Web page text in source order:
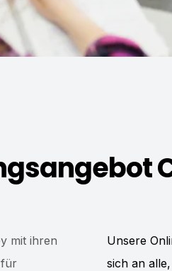
mit ihren
für
Unsere
sich an